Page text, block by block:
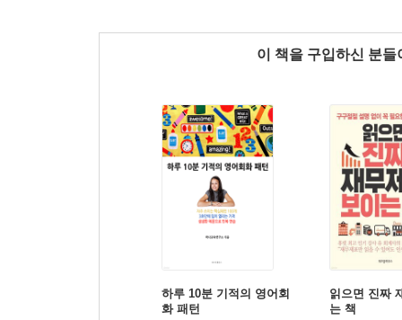
이 책을 구입하신 분
하루 10분 기적의 영어회
화 패턴
읽으면 진짜
는 책